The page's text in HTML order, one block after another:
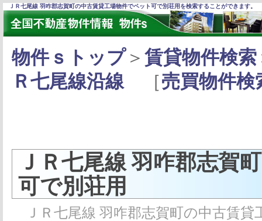
ＪＲ七尾線 羽咋郡志賀町の中古賃貸工場物件でペット可で別荘用を検索することができます。
物件ｓトップ＞ 賃貸物件検索
Ｒ七尾線沿線［売買物件検
ＪＲ七尾線 羽咋郡志賀
可で別荘用
ＪＲ七尾線 羽咋郡志賀町の中古賃貸